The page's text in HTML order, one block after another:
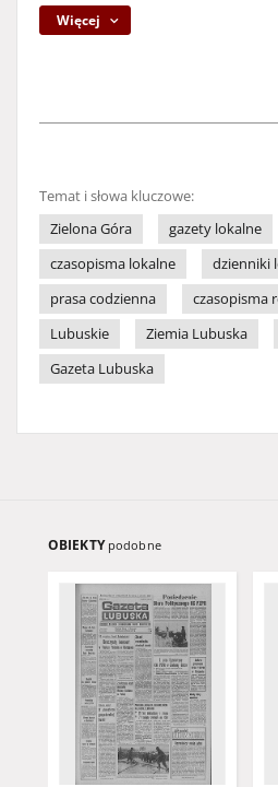
Więcej
Temat i słowa kluczowe:
Zielona Góra
gazety lokalne
czasopisma lokalne
dzienniki
prasa codzienna
czasopisma
Lubuskie
Ziemia Lubuska
Gazeta Lubuska
OBIEKTY podobne